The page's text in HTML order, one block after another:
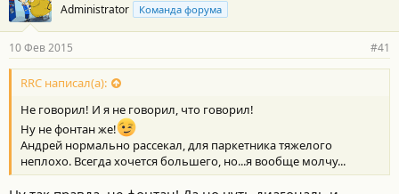
Administrator Команда форума
10 Фев 2015 #41
RRC написал(а):
Не говорил! И я не говорил, что говорил!
Ну не фонтан же!
Андрей нормально рассекал, для паркетника тяжелого
неплохо. Всегда хочется большего, но...я вообще молчу...